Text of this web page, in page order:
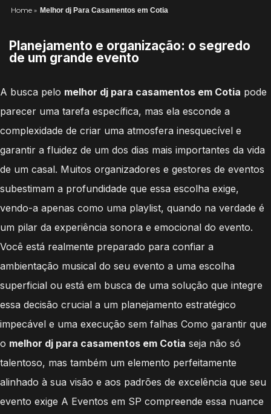
Home » Melhor dj Para Casamentos em Cotia
Planejamento e organização: o segredo
de um grande evento
A busca pelo melhor dj para casamentos em Cotia pode
parecer uma tarefa específica, mas ela esconde a
complexidade de criar uma atmosfera inesquecível e
garantir a fluidez de um dos dias mais importantes da vida
de um casal. Muitos organizadores e gestores de eventos
subestimam a profundidade que essa escolha exige,
vendo-a apenas como uma playlist, quando na verdade é
um pilar da experiência sonora e emocional do evento.
Você está realmente preparado para confiar a
ambientação musical do seu evento a uma escolha
superficial ou está em busca de uma solução que integre
essa decisão crucial a um planejamento estratégico
impecável e uma execução sem falhas Como garantir que
o melhor dj para casamentos em Cotia seja não só
talentoso, mas também um elemento perfeitamente
alinhado à sua visão e aos padrões de excelência que seu
evento exige A Eventos em SP compreende essa nuance